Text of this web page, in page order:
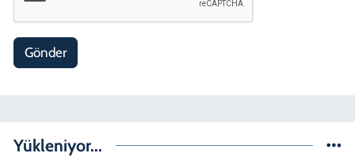
Gönder
Yükleniyor...